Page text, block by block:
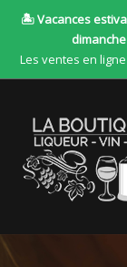
🏝 Vacances
Les ventes en